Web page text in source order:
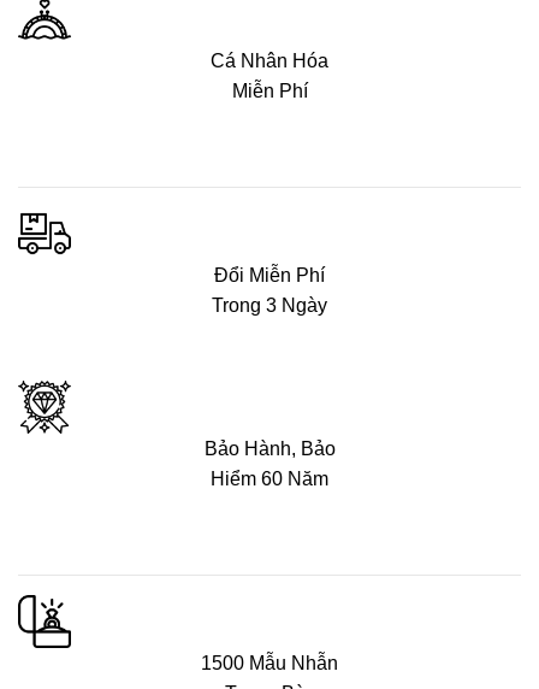
Cá Nhân Hóa
Miễn Phí
Đổi Miễn Phí
Trong 3 Ngày
Bảo Hành, Bảo
Hiểm 60 Năm
1500 Mẫu Nhẫn